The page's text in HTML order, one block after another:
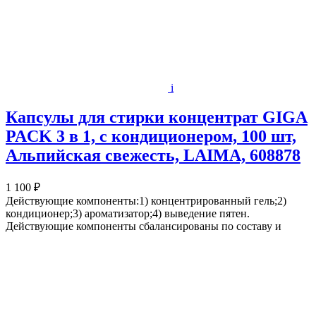
i
Капсулы для стирки концентрат GIGA
PACK 3 в 1, с кондиционером, 100 шт,
Альпийская свежесть, LAIMA, 608878
1 100 ₽
Действующие компоненты:1) концентрированный гель;2)
кондиционер;3) ароматизатор;4) выведение пятен.
Действующие компоненты сбалансированы по составу и